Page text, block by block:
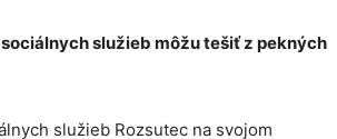
služieb môžu tešiť z pekných
služieb Rozsutec na svojom